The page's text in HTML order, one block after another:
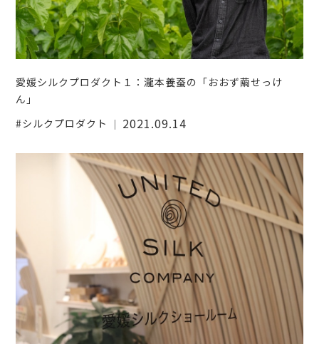
愛媛シルクプロダクト１：瀧本養蚕の「おおず繭せっけ
ん」
シルクプロダクト
2021.09.14